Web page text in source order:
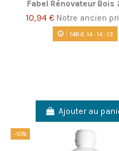
Fabel Rénovateur Bois
10,94 € Notre ancien
146d. 14:14:13
Ajouter au
-10%